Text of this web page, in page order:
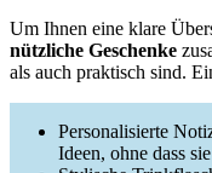
Um Ihnen eine klare
nützliche Geschenke
als auch praktisch sind.
Personalisierte
Ideen, ohne dass